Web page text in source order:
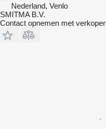
Nederland, Venlo
SMITMA B.V.
Contact opnemen met verkoper